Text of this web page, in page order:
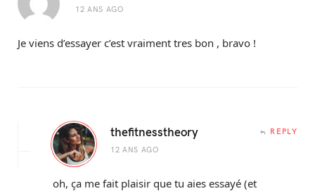
12 ANS AGO
Je viens d’essayer c’est vraiment tres bon , bravo !
thefitnesstheory
12 ANS AGO
REPLY
oh, ça me fait plaisir que tu aies essayé (et